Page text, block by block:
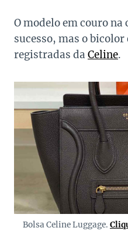
O modelo em couro
sucesso, mas o
registradas da Celine.
Bolsa Celine Luggage.